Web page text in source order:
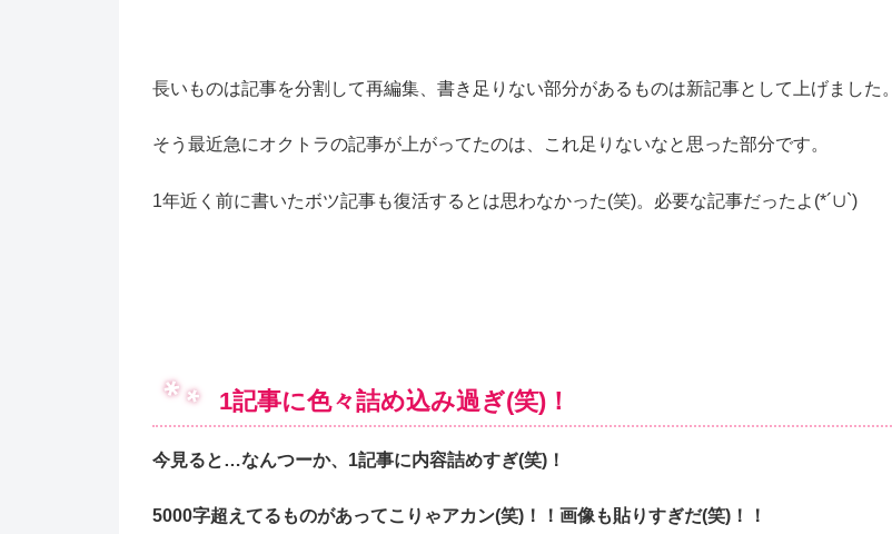
長いものは記事を分割して再編集、書き足りない部分があるものは新記事として上げました。
そう最近急にオクトラの記事が上がってたのは、これ足りないなと思った部分です。
1年近く前に書いたボツ記事も復活するとは思わなかった(笑)。必要な記事だったよ(*´∪`)
1記事に色々詰め込み過ぎ(笑)！
今見ると…なんつーか、1記事に内容詰めすぎ(笑)！
5000字超えてるものがあってこりゃアカン(笑)！！画像も貼りすぎだ(笑)！！